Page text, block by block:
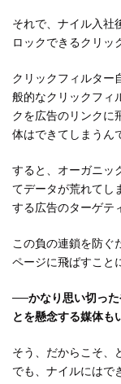
それで、ナイル入社
ロックできるクリッ
クリックフィルター
般的なクリックフィ
クを広告のリンクに
体はできてしまうん
すると、オーガニッ
てデータが荒れてし
する広告のターゲテ
この負の連鎖を防ぐ
ページに飛ばすこと
──かなり思い切っ
とを懸念する媒体も
そう、だからこそ、
でも、ナイルにはで